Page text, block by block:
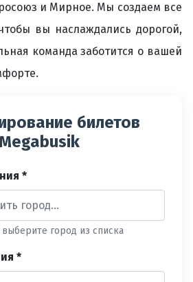
и Мирное. Мы создаем все
вы наслаждались дорогой,
команда заботится о вашей
билетов
Megabusik
*
город из списка
*